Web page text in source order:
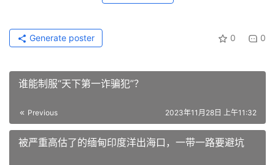
0 0
Generate poster
谁能制服“天下第一诈骗犯”？
Previous 2023年11月28日 上午11:32
被严重高估了的缅甸印度洋出海口，一带一路要避坑